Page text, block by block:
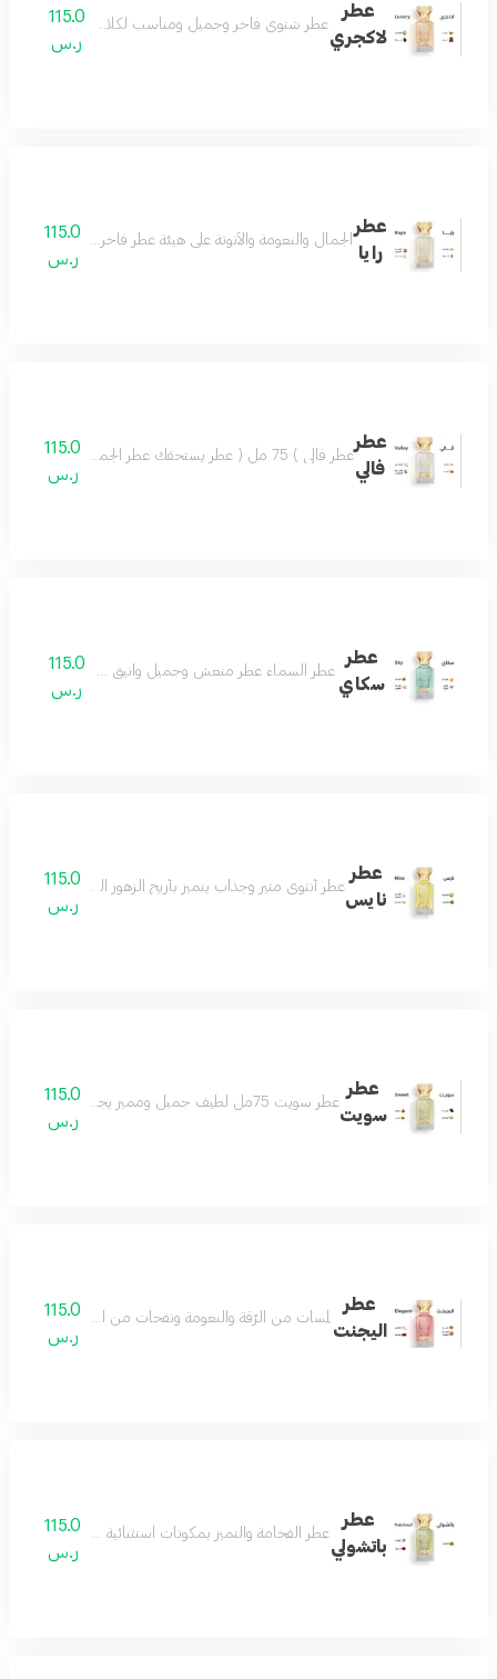
عطر
لاكجري
عطر شتوي فاخر وجميل ومناسب لكلا الجنسين عطر
115.0
ر.س
عطر
رايا
الجمال والنعومة والأنوثة على هيئة عطر فاخر مزيج من
115.0
ر.س
عطر
فالي
عطر فالي ) 75 مل ( عطر يستحقك عطر الجمال والروعة يسعد القلب تركيبة فاخرة مميزة تضفي ليومك مزيجاً من اللطف والجمال وروح السعادة.عطر فالي اختيار كل الناس
115.0
ر.س
عطر
سكاي
عطر السماء عطر منعش وجميل وانيق جدا عطرك في كل
115.0
ر.س
عطر
نايس
عطر أنثوي مثير وجذاب يتميز بأريج الزهور البيضاء وعبير
115.0
ر.س
عطر
سويت
عطر سويت 75مل لطيف جميل ومميز يجمع بين الهدوء والفخامة عطر رائع لكل الأذواق مكونات العطر التونكا والبرغموت والكراميل والعنبر
115.0
ر.س
عطر
اليجنت
لمسات من الرّقة والنعومة ونفحات من الجمال
115.0
ر.س
عطر
باتشولي
عطر الفخامة والتميز بمكونات استثنائية مختارة بعناية
115.0
ر.س